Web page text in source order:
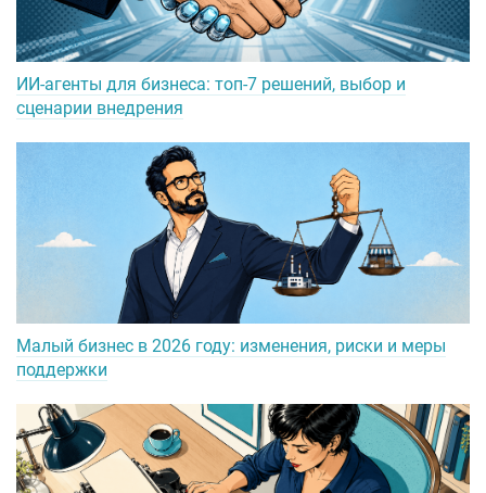
ИИ-агенты для бизнеса: топ-7 решений, выбор и
сценарии внедрения
Малый бизнес в 2026 году: изменения, риски и меры
поддержки